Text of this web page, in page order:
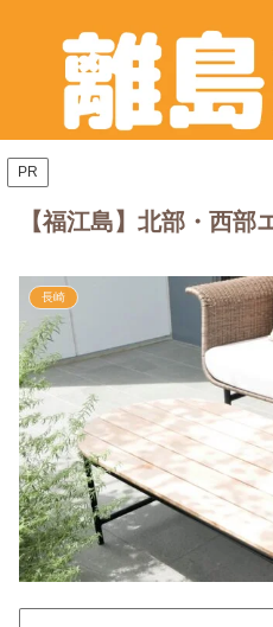
PR
【福江島】北部・西部
長崎